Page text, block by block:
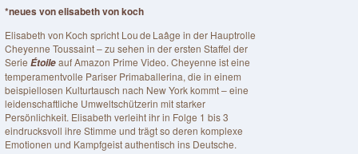
*neues von elisabeth von koch
Elisabeth von Koch spricht Lou de Laâge in der Hauptrolle
Cheyenne Toussaint – zu sehen in der ersten Staffel der
Serie Étoileauf Amazon Prime Video. Cheyenne ist eine
temperamentvolle Pariser Primaballerina, die in einem
beispiellosen Kulturtausch nach New York kommt – eine
leidenschaftliche Umweltschützerin mit starker
Persönlichkeit. Elisabeth verleiht ihr in Folge 1 bis 3
eindrucksvoll ihre Stimme und trägt so deren komplexe
Emotionen und Kampfgeist authentisch ins Deutsche.